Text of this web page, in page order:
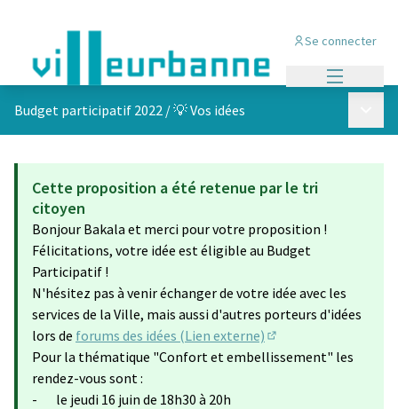
Se connecter
Budget participatif 2022 /💡 Vos idées
Cette proposition a été retenue par le tri
citoyen
Bonjour Bakala et merci pour votre proposition !
Félicitations, votre idée est éligible au Budget
Participatif !
N'hésitez pas à venir échanger de votre idée avec les
services de la Ville, mais aussi d'autres porteurs d'idées
lors de forums des idées (Lien externe)
(S'ouvre dans un
Pour la thématique "Confort et embellissement" les
rendez-vous sont :
- le jeudi 16 juin de 18h30 à 20h